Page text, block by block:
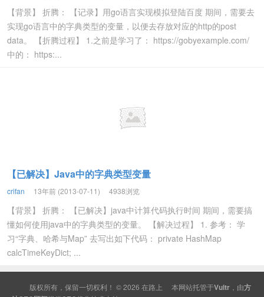
【背景】 折腾： 【记录】用go语言实现模拟登陆百度 期间，需要去
实现go语言中的字典类型的变量，以便去存放对应的http的post
data。 【折腾过程】 1.之前是学习了： https://gobyexample.com/
中的： https:...
【已解决】Java中的字典类型变量
crifan 13年前 (2013-07-11) 4938浏览
【背景】 折腾： 【已解决】java中计算代码执行时间 期间，需要搞
懂如何使用java中的字典类型的变量。 【解决过程】 1. 参考： 学
习“字典、哈希与Map” 去写出如下代码： private HashMap
calcTimeKeyDict; ...
版权所有，保留一切权利！ © 2026 在路上 本网站托管于Vultr ，由方